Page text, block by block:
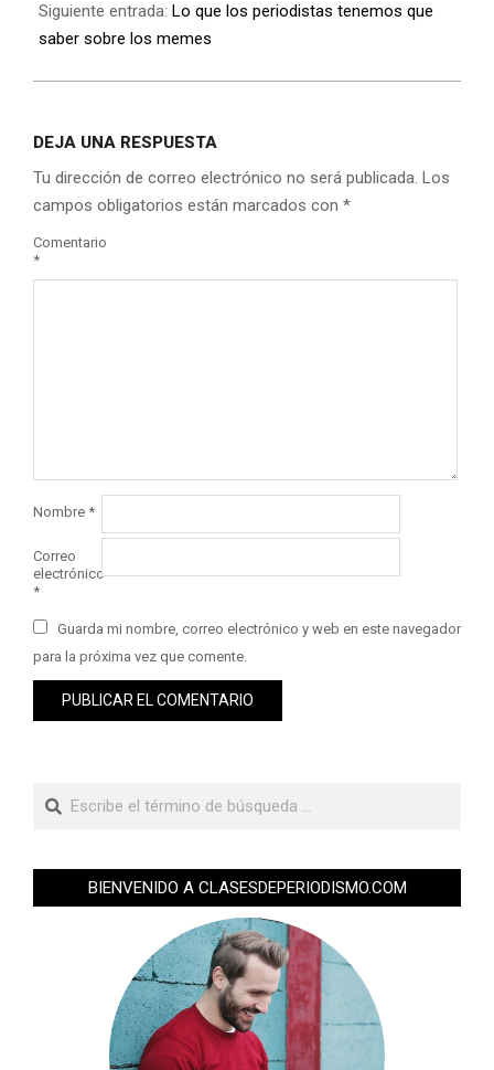
Siguiente entrada: Lo que los periodistas tenemos que
saber sobre los memes
DEJA UNA RESPUESTA
Tu dirección de correo electrónico no será publicada. Los
campos obligatorios están marcados con *
Comentario
*
Nombre *
Correo
electrónico
*
Guarda mi nombre, correo electrónico y web en este navegador
para la próxima vez que comente.
BIENVENIDO A CLASESDEPERIODISMO.COM